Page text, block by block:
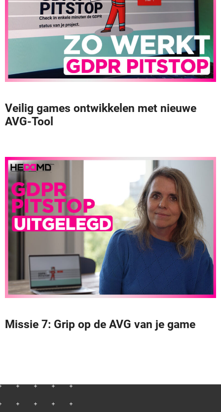
Veilig games ontwikkelen met nieuwe
AVG-Tool
Missie 7: Grip op de AVG van je game